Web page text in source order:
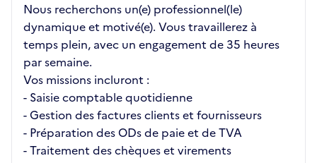
Nous recherchons un(e) professionnel(le)
dynamique et motivé(e). Vous travaillerez à
temps plein, avec un engagement de 35 heures
par semaine.
Vos missions incluront :
- Saisie comptable quotidienne
- Gestion des factures clients et fournisseurs
- Préparation des ODs de paie et de TVA
- Traitement des chèques et virements